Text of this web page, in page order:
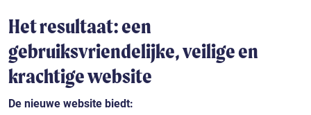
Het resultaat: een
gebruiksvriendelijke, veilige en
krachtige website
De nieuwe website biedt: